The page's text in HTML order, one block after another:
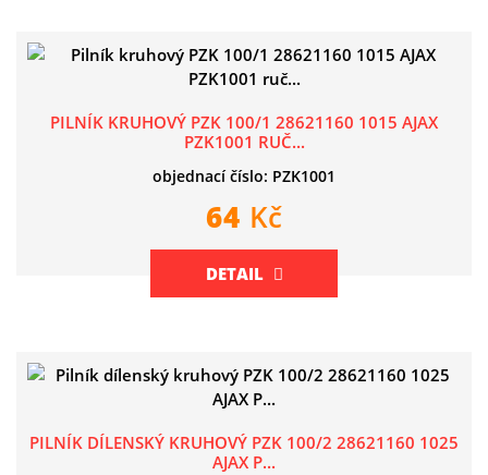
PILNÍK KRUHOVÝ PZK 100/1 28621160 1015 AJAX
PZK1001 RUČ...
objednací číslo: PZK1001
64 Kč
DETAIL
PILNÍK DÍLENSKÝ KRUHOVÝ PZK 100/2 28621160 1025
AJAX P...